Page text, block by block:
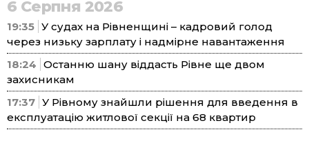
6 Серпня 2026
19:35 У судах на Рівненщині – кадровий голод
через низьку зарплату і надмірне навантаження
18:24 Останню шану віддасть Рівне ще двом
захисникам
17:37 У Рівному знайшли рішення для введення в
експлуатацію житлової секції на 68 квартир